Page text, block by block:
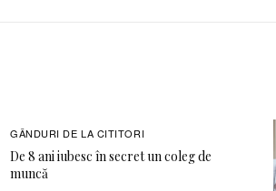
GÂNDURI DE LA CITITORI
De 8 ani iubesc în secret un coleg de
muncă